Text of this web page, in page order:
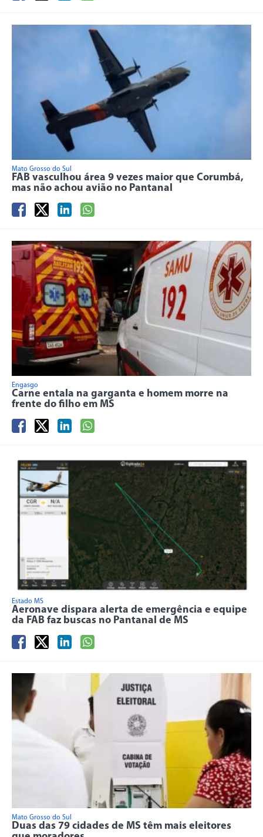
Mato Grosso do Sul
FAB vasculhou área 9 vezes maior que Corumbá,
mas não achou avião no Pantanal
Engasgo
Carne entala na garganta e homem morre na
frente do filho em MS
Estado MS
Aeronave dispara alerta de emergência e equipe
da FAB faz buscas no Pantanal de MS
Mato Grosso do Sul
Duas das 79 cidades de MS têm mais eleitores